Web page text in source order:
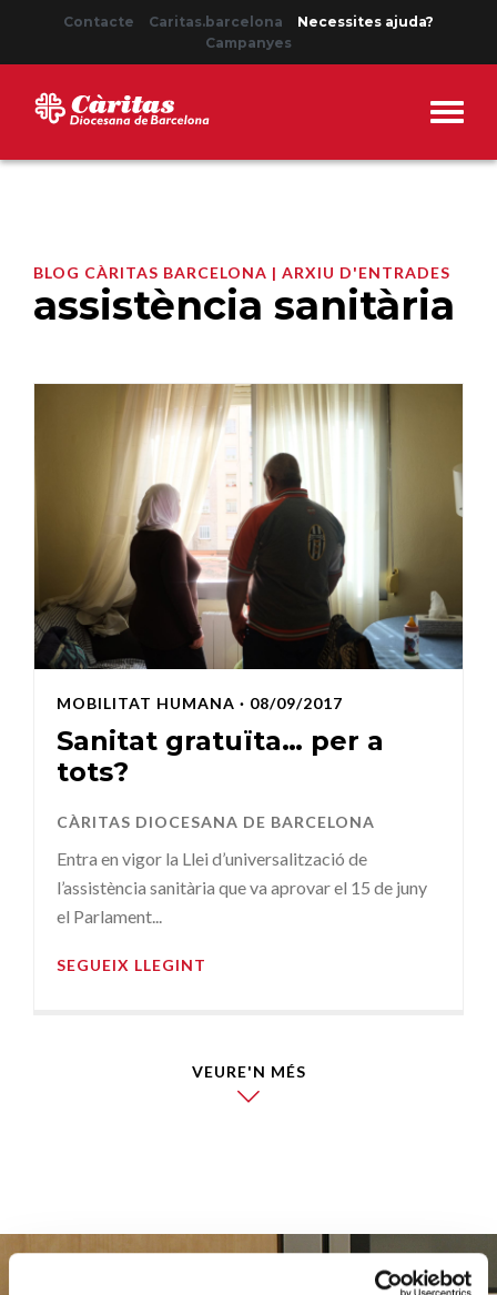
Contacte Caritas.barcelona
Necessites ajuda?
Campanyes
BLOG CÀRITAS BARCELONA | ARXIU D'ENTRADES
assistència sanitària
MOBILITAT HUMANA · 08/09/2017
Sanitat gratuïta… per a
tots?
CÀRITAS DIOCESANA DE BARCELONA
Entra en vigor la Llei d’universalització de
l’assistència sanitària que va aprovar el 15 de juny
el Parlament...
SEGUEIX LLEGINT
VEURE'N MÉS